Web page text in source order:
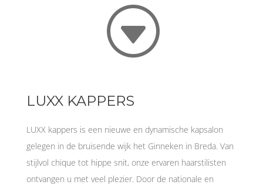
G
LUXX KAPPERS
LUXX kappers is een nieuwe en dynamische kapsalon
gelegen in de bruisende wijk het Ginneken in Breda. Van
stijlvol chique tot hippe snit, onze ervaren haarstilisten
ontvangen u met veel plezier. Door de nationale en